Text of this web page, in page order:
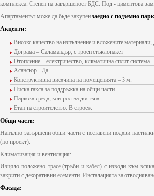
комплекса. Степен на завършеност БДС: Под - циментова
Апартаментът може да бъде закупен заедно с подземно
Акценти:
Високо качество на изпълнение и вложените материали,
Дограма – Саламандър, с троен стъклопакет
Отопление – електричество, климатична сплит система
Асансьор - Да
Конструктивна височина на помещенията – 3 м.
Ниска такса за поддръжка на общи части.
Паркова среда, контрол на достъпа
Етап на строителство: В строеж
Общи части:
Напълно завършени общи части с поставени подови
(по проект).
Климатизация и вентилация:
Изцяло положено трасе (тръби и кабел) с изводи към
закрити с декоративни елементи. Инсталацията за
Фасада: